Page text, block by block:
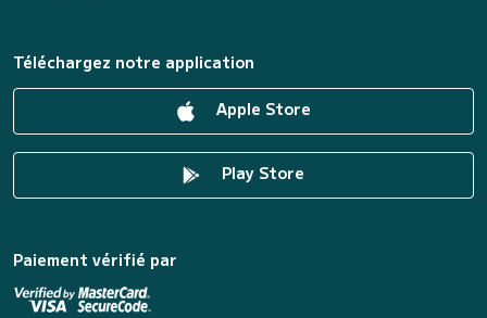
Téléchargez notre application
Apple Store
Play Store
Paiement vérifié par